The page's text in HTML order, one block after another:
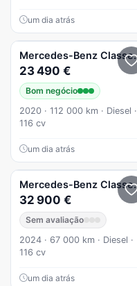
um dia atrás
Mercedes-Benz Classe A
23 490 €
Bom negócio
2020 · 112 000 km · Diesel ·
116 cv
um dia atrás
Mercedes-Benz Classe A
32 900 €
Sem avaliação
2024 · 67 000 km · Diesel ·
116 cv
um dia atrás